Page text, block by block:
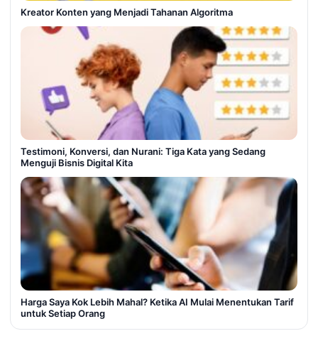
Kreator Konten yang Menjadi Tahanan Algoritma
Testimoni, Konversi, dan Nurani: Tiga Kata yang Sedang
Menguji Bisnis Digital Kita
Harga Saya Kok Lebih Mahal? Ketika AI Mulai Menentukan Tarif
untuk Setiap Orang